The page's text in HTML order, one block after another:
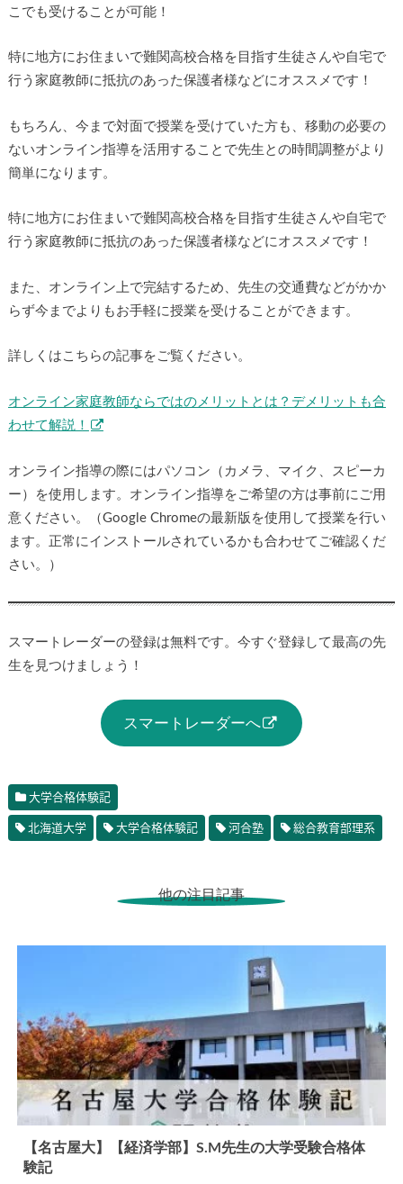
こでも受けることが可能！
特に地方にお住まいで難関高校合格を目指す生徒さんや自宅で
行う家庭教師に抵抗のあった保護者様などにオススメです！
もちろん、今まで対面で授業を受けていた方も、移動の必要の
ないオンライン指導を活用することで先生との時間調整がより
簡単になります。
特に地方にお住まいで難関高校合格を目指す生徒さんや自宅で
行う家庭教師に抵抗のあった保護者様などにオススメです！
また、オンライン上で完結するため、先生の交通費などがかか
らず今までよりもお手軽に授業を受けることができます。
詳しくはこちらの記事をご覧ください。
オンライン家庭教師ならではのメリットとは？デメリットも合
わせて解説！
オンライン指導の際にはパソコン（カメラ、マイク、スピーカ
ー）を使用します。オンライン指導をご希望の方は事前にご用
意ください。（Google Chromeの最新版を使用して授業を行い
ます。正常にインストールされているかも合わせてご確認くだ
さい。）
スマートレーダーの登録は無料です。今すぐ登録して最高の先
生を見つけましょう！
スマートレーダーへ
大学合格体験記
北海道大学 大学合格体験記 河合塾 総合教育部理系
他の注目記事
【名古屋大】【経済学部】S.M先生の大学受験合格体
験記